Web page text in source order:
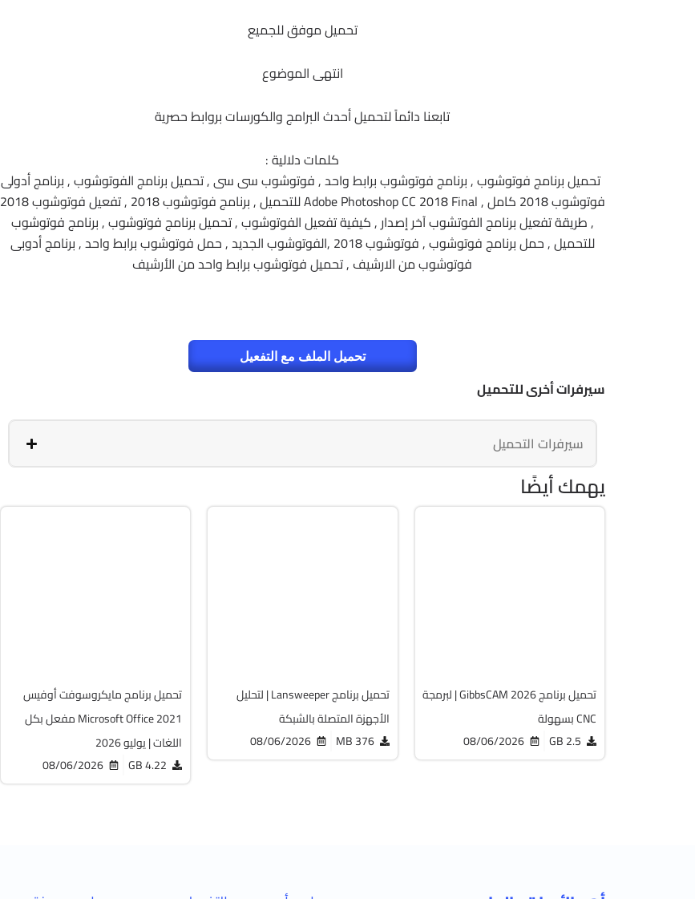
تحميل موفق للجميع
انتهى الموضوع
تابعنا دائماً لتحميل أحدث البرامج والكورسات بروابط حصرية
كلمات دلالية :
تحميل برنامج فوتوشوب , برنامج فوتوشوب برابط واحد , فوتوشوب سى سى , تحميل برنامج الفوتوشوب , برنامج أدولى
فوتوشوب 2018 كامل , Adobe Photoshop CC 2018 Final للتحميل , برنامج فوتوشوب 2018 , تفعيل فوتوشوب 2018
, طريقة تفعيل برنامج الفوتشوب آخر إصدار , كيفية تفعيل الفوتوشوب , تحميل برنامج فوتوشوب , برنامج فوتوشوب
للتحميل , حمل برنامج فوتوشوب , فوتوشوب 2018 ,الفوتوشوب الجديد , حمل فوتوشوب برابط واحد , برنامج أدوبى
فوتوشوب من الارشيف , تحميل فوتوشوب برابط واحد من الأرشيف
تحميل الملف مع التفعيل
سيرفرات أخرى للتحميل
سيرفرات التحميل
يهمك أيضًا
تحميل برنامج GibbsCAM 2026 | لبرمجة
CNC بسهولة
2.5 GB
08/06/2026
تحميل برنامج Lansweeper | لتحليل
الأجهزة المتصلة بالشبكة
376 MB
08/06/2026
تحميل برنامج مايكروسوفت أوفيس
Microsoft Office 2021 مفعل بكل
اللغات | يوليو 2026
4.22 GB
08/06/2026